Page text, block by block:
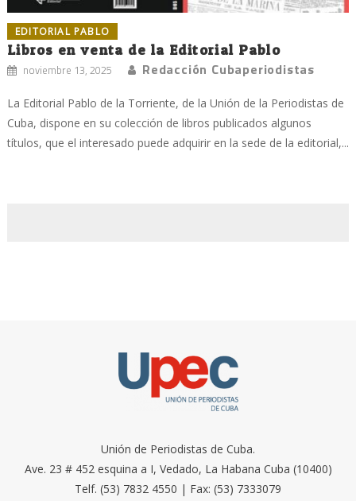
EDITORIAL PABLO
Libros en venta de la Editorial Pablo
noviembre 13, 2025 Redacción Cubaperiodistas
La Editorial Pablo de la Torriente, de la Unión de la Periodistas de
Cuba, dispone en su colección de libros publicados algunos
títulos, que el interesado puede adquirir en la sede de la editorial,...
Unión de Periodistas de Cuba.
Ave. 23 # 452 esquina a I, Vedado, La Habana Cuba (10400)
Telf. (53) 7832 4550 | Fax: (53) 7333079